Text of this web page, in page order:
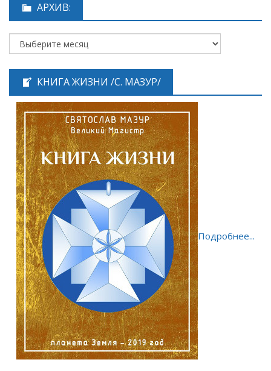
АРХИВ:
КНИГА ЖИЗНИ /С. МАЗУР/
Подробнее...